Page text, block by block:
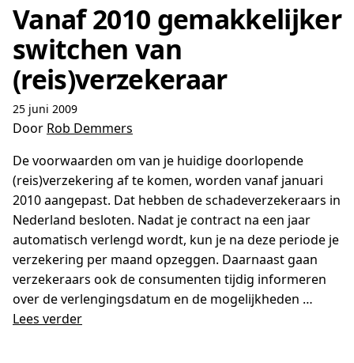
Vanaf 2010 gemakkelijker
switchen van
(reis)verzekeraar
25 juni 2009
Door Rob Demmers
De voorwaarden om van je huidige doorlopende
(reis)verzekering af te komen, worden vanaf januari
2010 aangepast. Dat hebben de schadeverzekeraars in
Nederland besloten. Nadat je contract na een jaar
automatisch verlengd wordt, kun je na deze periode je
verzekering per maand opzeggen. Daarnaast gaan
verzekeraars ook de consumenten tijdig informeren
over de verlengingsdatum en de mogelijkheden …
Lees verder